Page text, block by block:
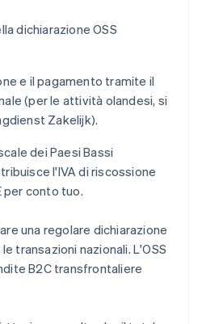
dichiarazione OSS
e il pagamento tramite il
(per le attività olandesi, si
Zakelijk).
dei Paesi Bassi
l'IVA di riscossione
per conto tuo.
una regolare dichiarazione
transazioni nazionali. L'OSS
B2C transfrontaliere